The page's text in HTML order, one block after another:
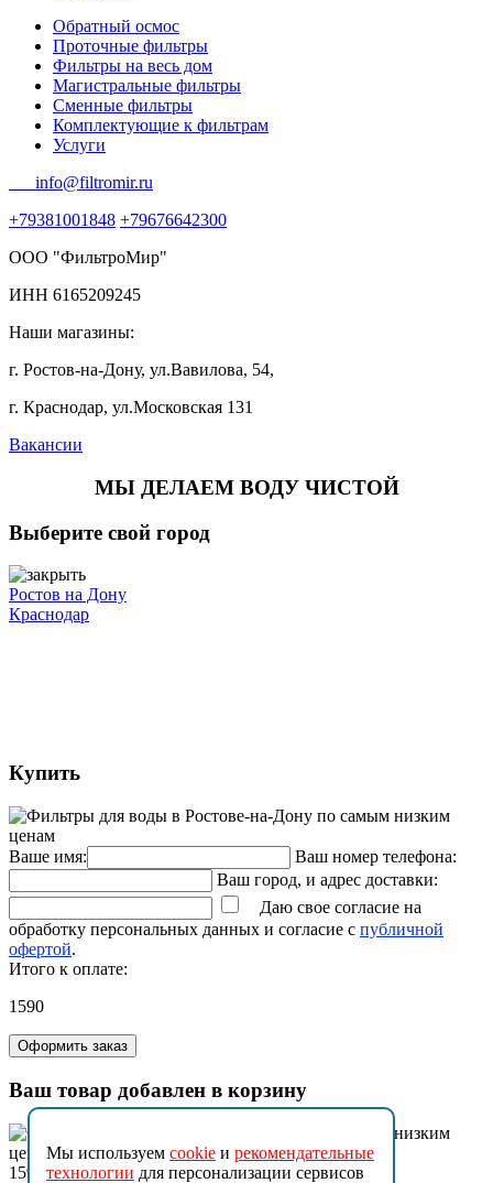
Обратный осмос
Проточные фильтры
Фильтры на весь дом
Магистральные фильтры
Сменные фильтры
Комплектующие к фильтрам
Услуги
info@filtromir.ru
+79381001848 +79676642300
ООО "ФильтроМир"
ИНН 6165209245
Наши магазины:
г. Ростов-на-Дону, ул.Вавилова, 54,
г. Краснодар, ул.Московская 131
Вакансии
МЫ ДЕЛАЕМ ВОДУ ЧИСТОЙ
Выберите свой город
Ростов на Дону
Краснодар
Купить
Ваше имя:
Ваш номер телефона:
Ваш город, и адрес доставки:
Даю свое согласие на
обработку персональных данных и согласие с публичной
офертой.
Итого к оплате:
1590
Оформить заказ
Ваш товар добавлен в корзину
1590
Мы используем cookie и рекомендательные
технологии для персонализации сервисов